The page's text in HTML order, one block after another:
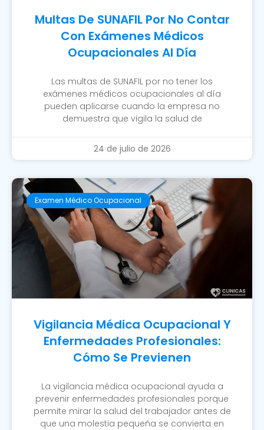
Multas De SUNAFIL Por No Contar
Con Exámenes Médicos
Ocupacionales Al Día
Las multas de SUNAFIL por no tener los
exámenes médicos ocupacionales al día
pueden aplicarse cuando la empresa no
demuestra que vigila la salud de
24 de julio de 2026
Examen Médico Ocupacional
Vigilancia Médica Ocupacional Y
Enfermedades Profesionales:
Cómo Se Previenen
La vigilancia médica ocupacional ayuda a
prevenir enfermedades profesionales porque
permite mirar la salud del trabajador antes de
que una molestia pequeña se convierta en